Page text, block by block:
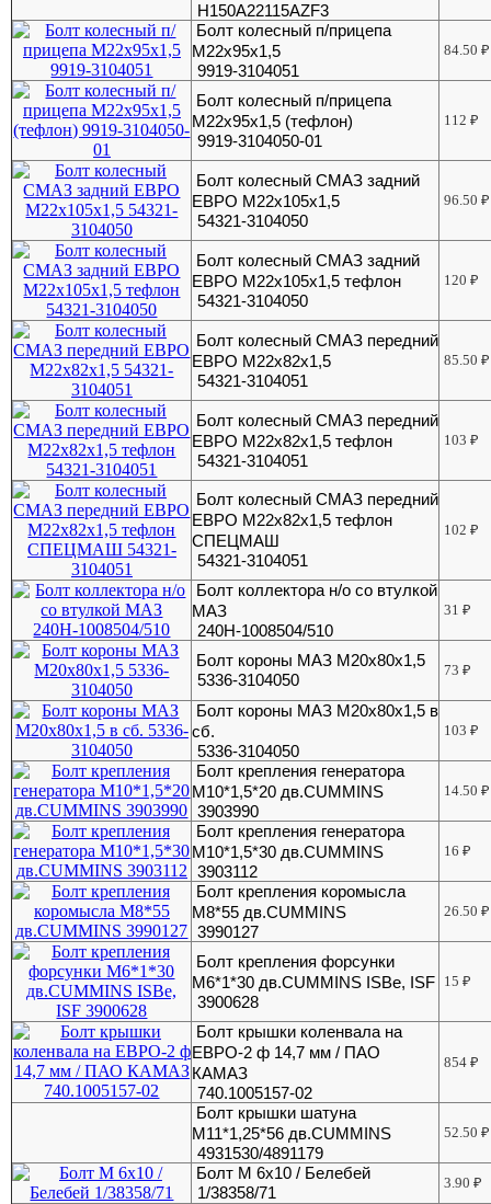
H150A22115AZF3
Болт колесный п/прицепа
М22х95х1,5
9919-3104051
84.50₽
Болт колесный п/прицепа
М22х95х1,5 (тефлон)
9919-3104050-01
112₽
Болт колесный СМАЗ задний
ЕВРО М22x105x1,5
54321-3104050
96.50₽
Болт колесный СМАЗ задний
ЕВРО М22х105х1,5 тефлон
54321-3104050
120₽
Болт колесный СМАЗ передний
ЕВРО М22х82х1,5
54321-3104051
85.50₽
Болт колесный СМАЗ передний
ЕВРО М22х82х1,5 тефлон
54321-3104051
103₽
Болт колесный СМАЗ передний
ЕВРО М22х82х1,5 тефлон
СПЕЦМАШ
54321-3104051
102₽
Болт коллектора н/о со втулкой
МАЗ
240Н-1008504/510
31₽
Болт короны МАЗ М20х80х1,5
5336-3104050
73₽
Болт короны МАЗ М20х80х1,5 в
сб.
5336-3104050
103₽
Болт крепления генератора
М10*1,5*20 дв.CUMMINS
3903990
14.50₽
Болт крепления генератора
М10*1,5*30 дв.CUMMINS
3903112
16₽
Болт крепления коромысла
М8*55 дв.CUMMINS
3990127
26.50₽
Болт крепления форсунки
M6*1*30 дв.CUMMINS ISBe, ISF
3900628
15₽
Болт крышки коленвала на
ЕВРО-2 ф 14,7 мм / ПАО
КАМАЗ
740.1005157-02
854₽
Болт крышки шатуна
М11*1,25*56 дв.CUMMINS
4931530/4891179
52.50₽
Болт М 6х10 / Белебей
1/38358/71
3.90₽